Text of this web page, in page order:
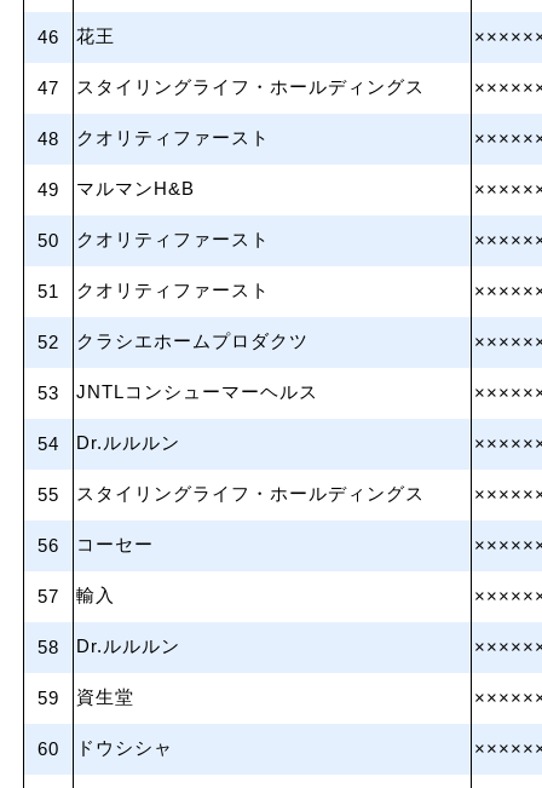
46 花王
47 スタイリングライフ・ホールディングス
48 クオリティファースト
49 マルマンH&B
50 クオリティファースト
51 クオリティファースト
52 クラシエホームプロダクツ
53 JNTLコンシューマーヘルス
54 Dr.ルルルン
55 スタイリングライフ・ホールディングス
56 コーセー
57 輸入
58 Dr.ルルルン
59 資生堂
60 ドウシシャ